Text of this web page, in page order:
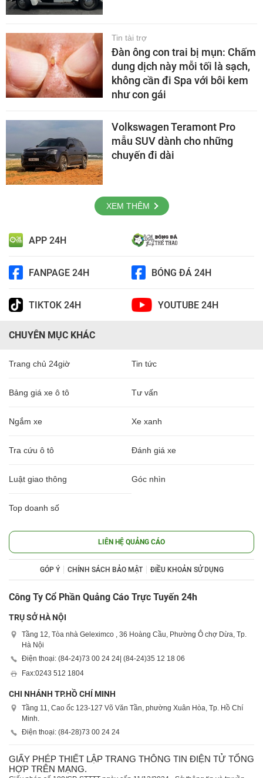
Tin tài trợ
Đàn ông con trai bị mụn: Chấm
dung dịch này mỗi tối là sạch,
không cần đi Spa với bôi kem
như con gái
Volkswagen Teramont Pro
mẫu SUV dành cho những
chuyến đi dài
XEM THÊM
APP 24H
FANPAGE 24H BÓNG ĐÁ 24H
TIKTOK 24H YOUTUBE 24H
CHUYÊN MỤC KHÁC
Trang chủ 24giờ Tin tức
Bảng giá xe ô tô Tư vấn
Ngắm xe Xe xanh
Tra cứu ô tô Đánh giá xe
Luật giao thông Góc nhìn
Top doanh số
LIÊN HỆ QUẢNG CÁO
GÓP Ý CHÍNH SÁCH BẢO MẬT ĐIỀU KHOẢN SỬ DỤNG
Công Ty Cổ Phần Quảng Cáo Trực Tuyến 24h
TRỤ SỞ HÀ NỘI
Tầng 12, Tòa nhà Geleximco , 36 Hoàng Cầu, Phường Ô chợ Dừa, Tp.
Hà Nội
Điện thoại: (84-24)73 00 24 24 | (84-24)35 12 18 06
Fax:0243 512 1804
CHI NHÁNH TP.HỒ CHÍ MINH
Tầng 11, Cao ốc 123-127 Võ Văn Tần, phường Xuân Hòa, Tp. Hồ Chí
Minh.
Điện thoại: (84-28)73 00 24 24
GIẤY PHÉP THIẾT LẬP TRANG THÔNG TIN ĐIỆN TỬ TỔNG
HỢP TRÊN MẠNG.